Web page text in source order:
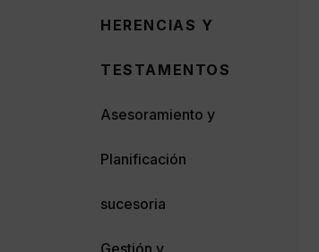
HERENCIAS Y
TESTAMENTOS
Asesoramiento y
Planificación
sucesoria
Gestión y